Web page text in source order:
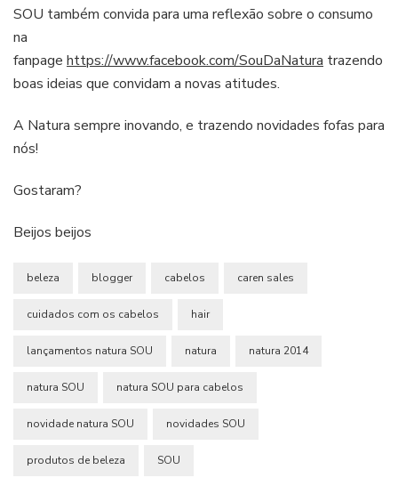
SOU também convida para uma reflexão sobre o consumo
na
fanpage https://www.facebook.com/SouDaNatura trazendo
boas ideias que convidam a novas atitudes.
A Natura sempre inovando, e trazendo novidades fofas para
nós!
Gostaram?
Beijos beijos
beleza blogger cabelos caren sales
cuidados com os cabelos hair
lançamentos natura SOU natura natura 2014
natura SOU natura SOU para cabelos
novidade natura SOU novidades SOU
produtos de beleza SOU